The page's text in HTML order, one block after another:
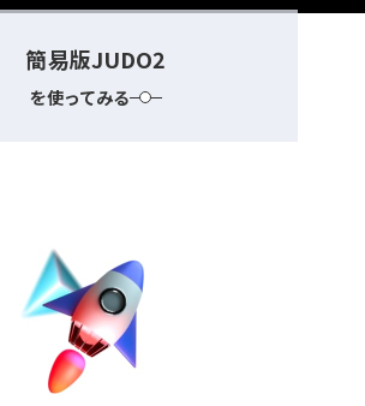
簡易版JUDO2
を使ってみる